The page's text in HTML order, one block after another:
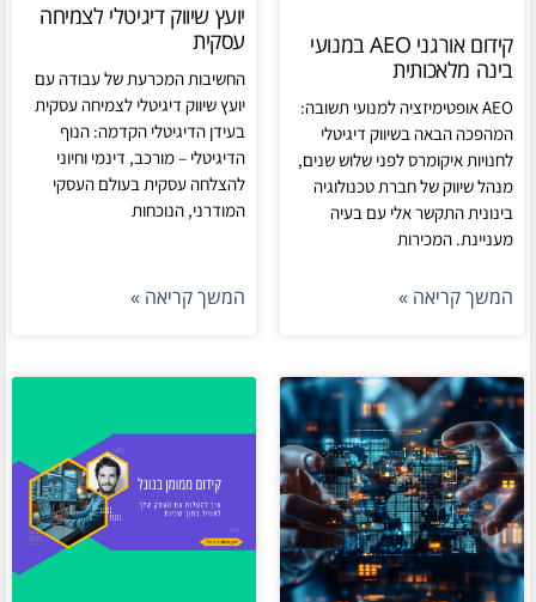
קידום אורגני AEO במנועי
בינה מלאכותית
AEO אופטימיזציה למנועי תשובה:
המהפכה הבאה בשיווק דיגיטלי
לחנויות איקומרס לפני שלוש שנים,
מנהל שיווק של חברת טכנולוגיה
בינונית התקשר אלי עם בעיה
מעניינת. המכירות
המשך קריאה »
יועץ שיווק דיגיטלי לצמיחה
עסקית
החשיבות המכרעת של עבודה עם
יועץ שיווק דיגיטלי לצמיחה עסקית
בעידן הדיגיטלי הקדמה: הנוף
הדיגיטלי – מורכב, דינמי וחיוני
להצלחה עסקית בעולם העסקי
המודרני, הנוכחות
המשך קריאה »